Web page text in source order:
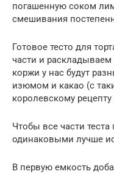
погашенную соком
смешивания
Готовое тесто для
части и
коржи у нас будут
изюмом и какао (с
королевскому
Чтобы все части
одинаковыми лучше
В первую емкость